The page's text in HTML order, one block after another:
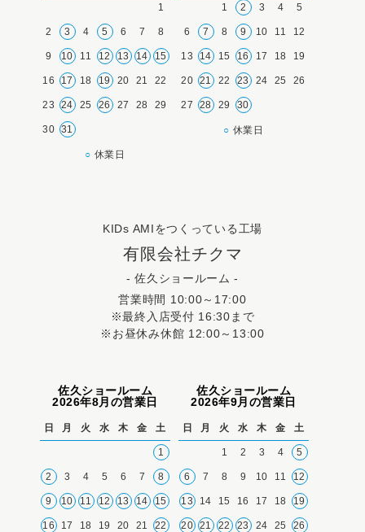
1
2 3 4 5 6 7 8
9 10 11 12 13 14 15
16 17 18 19 20 21 22
23 24 25 26 27 28 29
30 31
○ 休業日
1 2 3 4 5
6 7 8 9 10 11 12
13 14 15 16 17 18 19
20 21 22 23 24 25 26
27 28 29 30
○ 休業日
KIDs AMIをつくっている工場
有限会社チクマ
- 佐久ショールーム -
営業時間 10:00～17:00
※最終入店受付 16:30まで
※お昼休み休館 12:00～13:00
佐久ショールーム
2026年8月の営業日
日 月 火 水 木 金 土
1
2 3 4 5 6 7 8
9 10 11 12 13 14 15
16 17 18 19 20 21 22
佐久ショールーム
2026年9月の営業日
日 月 火 水 木 金 土
1 2 3 4 5
6 7 8 9 10 11 12
13 14 15 16 17 18 19
20 21 22 23 24 25 26